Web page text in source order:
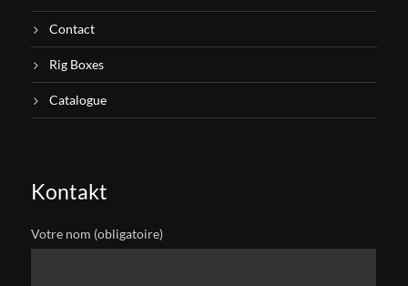
Contact
Rig Boxes
Catalogue
Kontakt
Votre nom (obligatoire)